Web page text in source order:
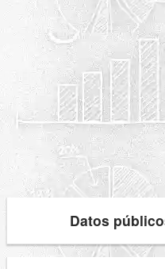
Datos